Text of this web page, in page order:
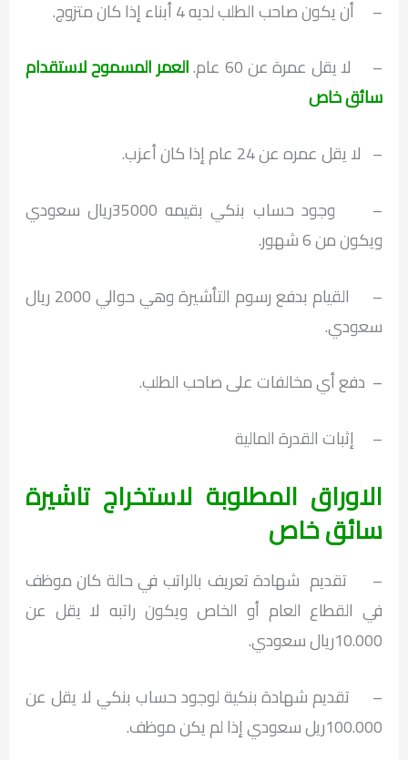
– أن يكون صاحب الطلب لديه 4 أبناء إذا كان متزوج.
– لا يقل عمرة عن 60 عام.
العمر المسموح لاستقدام
سائق خاص
– لا يقل عمره عن 24 عام إذا كان أعزب.
– وجود حساب بنكي بقيمه 35000ريال سعودي
ويكون من 6 شهور.
– القيام بدفع رسوم التأشيرة وهي حوالي 2000 ريال
سعودي.
– دفع أي مخالفات على صاحب الطلب.
– إثبات القدرة المالية
الاوراق المطلوبة لاستخراج تاشيرة
سائق خاص
– تقديم شهادة تعريف بالراتب في حالة كان موظف
في القطاع العام أو الخاص ويكون راتبه لا يقل عن
10.000ريال سعودي.
– تقديم شهادة بنكية لوجود حساب بنكي لا يقل عن
100.000ريل سعودي إذا لم يكن موظف.